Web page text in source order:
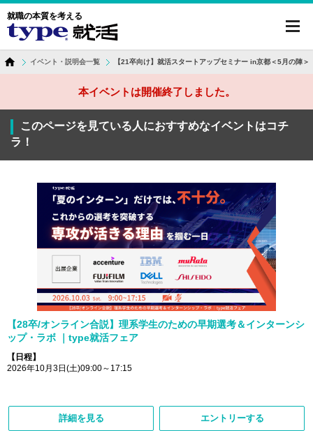
就職の本質を考える
イベント・説明会一覧 【21卒向け】就活スタートアップセミナー in京都＜5月の陣＞
本イベントは開催終了しました。
このページを見ている人におすすめなイベントはコチ
ラ！
【28卒/オンライン合説】理系学生のための早期選考＆インターンシ
ップ・ラボ ｜type就活フェア
【日程】
2026年10月3日(土)09:00～17:15
詳細を見る エントリーする